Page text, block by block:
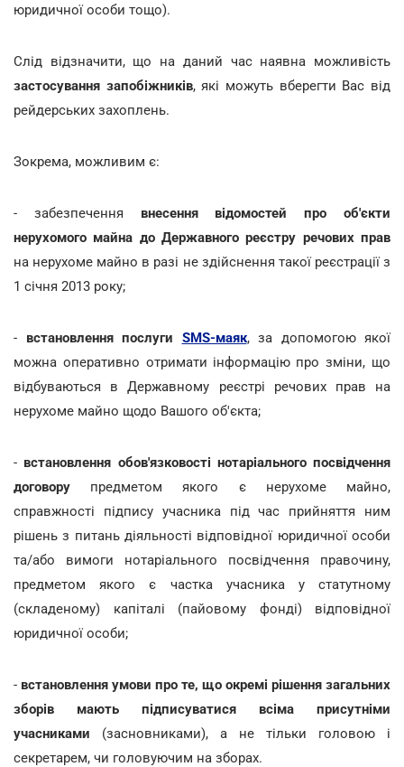
юридичної особи тощо).
Слід відзначити, що на даний час наявна можливість
застосування запобіжників, які можуть вберегти Вас від
рейдерських захоплень.
Зокрема, можливим є:
- забезпечення внесення відомостей про об'єкти
нерухомого майна до Державного реєстру речових прав
на нерухоме майно в разі не здійснення такої реєстрації з
1 січня 2013 року;
- встановлення послуги SMS-маяк, за допомогою якої
можна оперативно отримати інформацію про зміни, що
відбуваються в Державному реєстрі речових прав на
нерухоме майно щодо Вашого об'єкта;
- встановлення обов'язковості нотаріального посвідчення
договору предметом якого є нерухоме майно,
справжності підпису учасника під час прийняття ним
рішень з питань діяльності відповідної юридичної особи
та/або вимоги нотаріального посвідчення правочину,
предметом якого є частка учасника у статутному
(складеному) капіталі (пайовому фонді) відповідної
юридичної особи;
- встановлення умови про те, що окремі рішення загальних
зборів мають підписуватися всіма присутніми
учасниками (засновниками), а не тільки головою і
секретарем, чи головуючим на зборах.